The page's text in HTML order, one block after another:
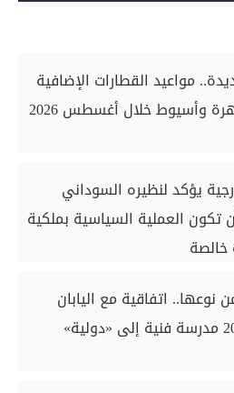
مواعيد القطارات الإضافية
وأسيوط خلال أغسطس 2026
يؤكد لنظيره السوداني
تكون العملية السياسية بملكية
خالصة
نوعها.. اتفاقية مع اليابان